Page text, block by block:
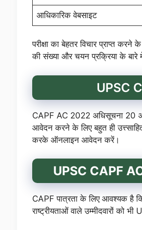
आधिकारिक वेबसाइट
परीक्षा का बेहतर विचार प्राप्त
की संख्या और चयन प्रक्रिया के बारे
UPSC
CAPF AC 2022 अधिसूचना 20
आवेदन करने के लिए बहुत ही
करके ऑनलाइन आवेदन करें।
UPSC CAPF
CAPF पात्रता के लिए आवश्यक है
राष्ट्रीयताओं वाले उम्मीदवारों को